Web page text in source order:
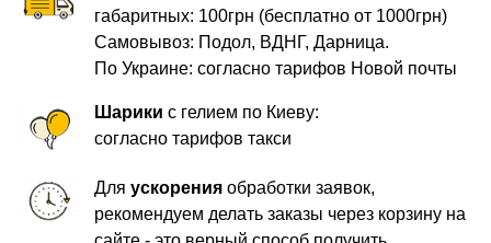
габаритных: 100грн (бесплатно от 1000грн)
Самовывоз: Подол, ВДНГ, Дарница.
По Украине: согласно тарифов Новой почты
Шарики с гелием по Киеву:
согласно тарифов такси
Дляускорения обработки заявок,
рекомендуем делать заказы через корзину на